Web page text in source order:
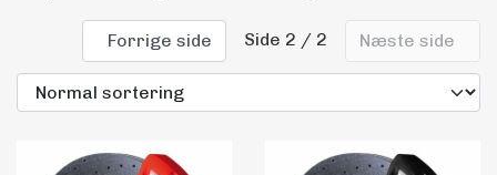
Maling
Bilstereo
Forrige side Side 2 / 2 Næste side